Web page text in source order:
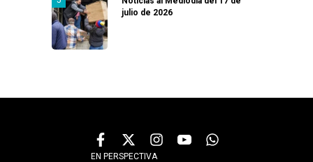
julio de 2026
EN PERSPECTIVA